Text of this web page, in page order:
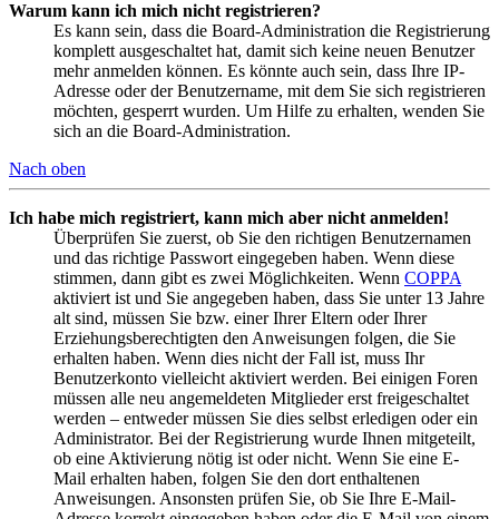
Warum kann ich mich nicht registrieren?
Es kann sein, dass die Board-Administration die Registrierung
komplett ausgeschaltet hat, damit sich keine neuen Benutzer
mehr anmelden können. Es könnte auch sein, dass Ihre IP-
Adresse oder der Benutzername, mit dem Sie sich registrieren
möchten, gesperrt wurden. Um Hilfe zu erhalten, wenden Sie
sich an die Board-Administration.
Nach oben
Ich habe mich registriert, kann mich aber nicht anmelden!
Überprüfen Sie zuerst, ob Sie den richtigen Benutzernamen
und das richtige Passwort eingegeben haben. Wenn diese
stimmen, dann gibt es zwei Möglichkeiten. Wenn COPPA
aktiviert ist und Sie angegeben haben, dass Sie unter 13 Jahre
alt sind, müssen Sie bzw. einer Ihrer Eltern oder Ihrer
Erziehungsberechtigten den Anweisungen folgen, die Sie
erhalten haben. Wenn dies nicht der Fall ist, muss Ihr
Benutzerkonto vielleicht aktiviert werden. Bei einigen Foren
müssen alle neu angemeldeten Mitglieder erst freigeschaltet
werden – entweder müssen Sie dies selbst erledigen oder ein
Administrator. Bei der Registrierung wurde Ihnen mitgeteilt,
ob eine Aktivierung nötig ist oder nicht. Wenn Sie eine E-
Mail erhalten haben, folgen Sie den dort enthaltenen
Anweisungen. Ansonsten prüfen Sie, ob Sie Ihre E-Mail-